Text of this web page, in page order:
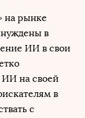
на рынке
в
ИИ в свои
ИИ на своей
в
с